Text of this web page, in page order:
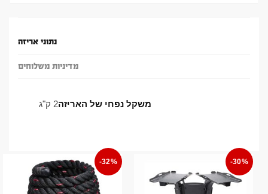
נתוני אריזה
מדיניות משלוחים
משקל נפחי של האריזה2 ק"ג
-30%
-32%